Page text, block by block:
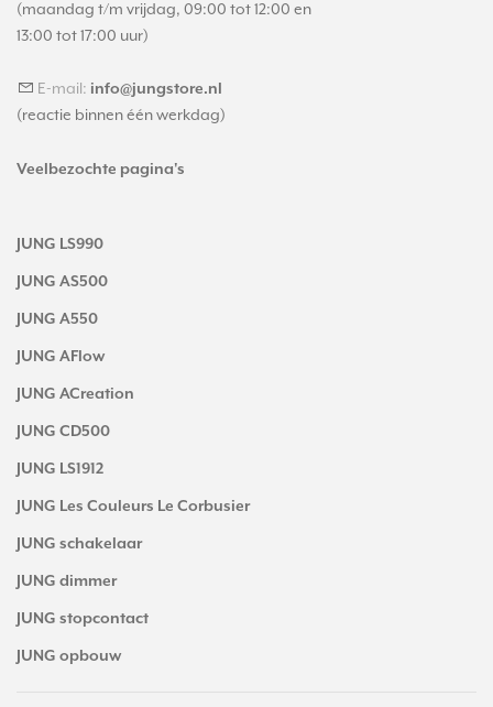
(maandag t/m vrijdag, 09:00 tot 12:00 en
13:00 tot 17:00 uur)
E-mail: info@jungstore.nl
(reactie binnen één werkdag)
Veelbezochte pagina's
JUNG LS990
JUNG AS500
JUNG A550
JUNG AFlow
JUNG ACreation
JUNG CD500
JUNG LS1912
JUNG Les Couleurs Le Corbusier
JUNG schakelaar
JUNG dimmer
JUNG stopcontact
JUNG opbouw